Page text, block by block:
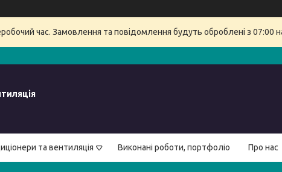
час. Замовлення та повідомлення будуть оброблені з 07:00
та вентиляція Виконані роботи, портфоліо Про нас